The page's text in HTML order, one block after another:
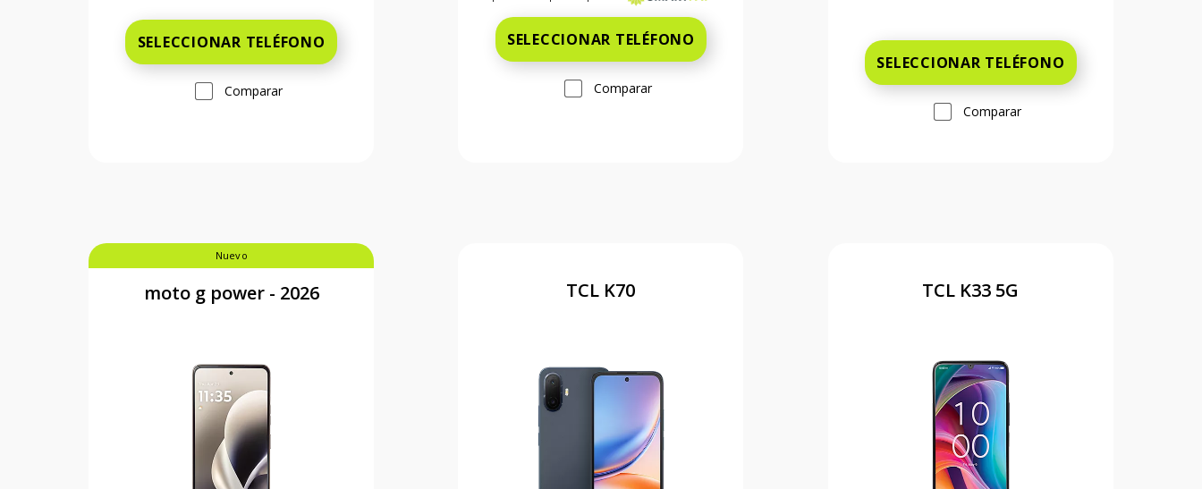
SELECCIONAR TELÉFONO
Comparar
SELECCIONAR TELÉFONO
Comparar
SELECCIONAR TELÉFONO
Comparar
Nuevo
moto g power - 2026 TCL K70 TCL K33 5G